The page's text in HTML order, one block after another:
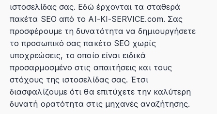
ιστοσελίδας σας. Εδώ έρχονται τα σταθερά
πακέτα SEO από το AI-KI-SERVICE.com. Σας
προσφέρουμε τη δυνατότητα να δημιουργήσετε
το προσωπικό σας πακέτο SEO χωρίς
υποχρεώσεις, το οποίο είναι ειδικά
προσαρμοσμένο στις απαιτήσεις και τους
στόχους της ιστοσελίδας σας. Έτσι
διασφαλίζουμε ότι θα επιτύχετε την καλύτερη
δυνατή ορατότητα στις μηχανές αναζήτησης.